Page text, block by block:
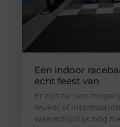
Een indoor
echt feest van
Er zijn tal van
leuker of
waarschijnlijk nog